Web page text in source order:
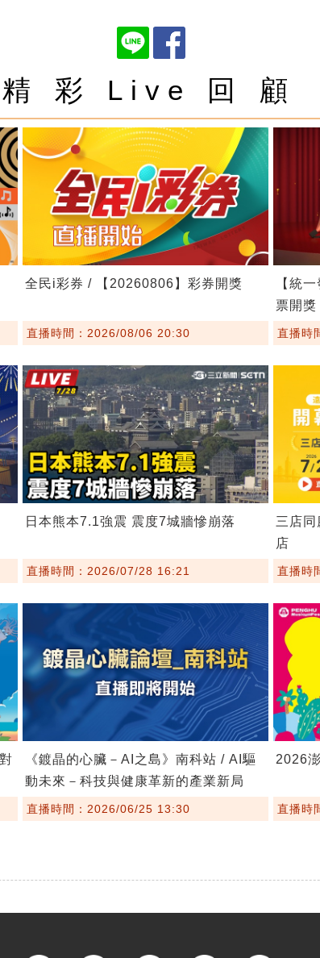
精 彩 Live 回 顧
全民i彩券 / 【20260806】彩券開獎
直播時間：2026/08/06 20:30
【統
票開獎
直播時
日本熊本7.1強震 震度7城牆慘崩落
直播時間：2026/07/28 16:21
三店
店
直播時
《鍍晶的心臟－AI之島》南科站 / AI驅
動未來－科技與健康革新的產業新局
直播時間：2026/06/25 13:30
2026
直播時